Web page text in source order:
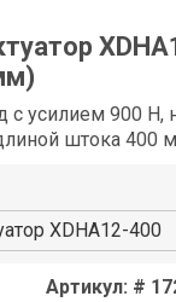
с усилием 900 Н,
штока 400
XDHA12-400
Артикул: #